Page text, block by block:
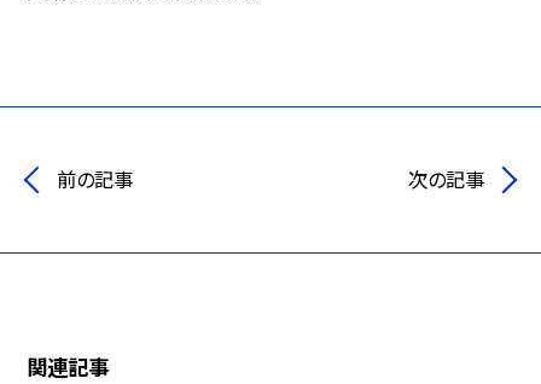
前の記事 次の記事
関連記事